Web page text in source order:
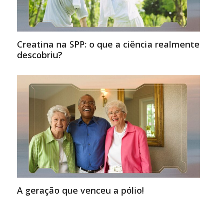
Creatina na SPP: o que a ciência realmente
descobriu?
A geração que venceu a pólio!